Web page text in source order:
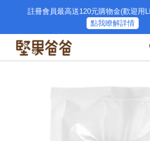
註冊會員最高送120元購物金(歡迎用
點我瞭解詳情